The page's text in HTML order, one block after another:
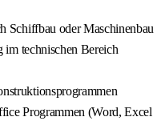
Schiffbau oder Maschinenbau
im technischen Bereich
Programmen (Word, Excel